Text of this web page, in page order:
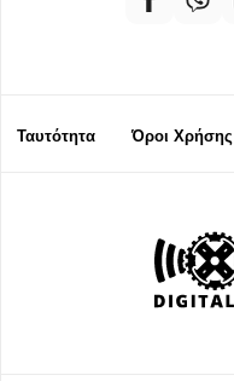
Ταυτότητα Όροι Χρήσης